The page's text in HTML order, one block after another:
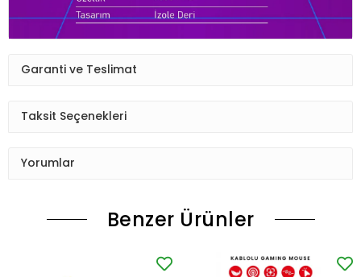
Garanti ve Teslimat
Taksit Seçenekleri
Yorumlar
Benzer Ürünler